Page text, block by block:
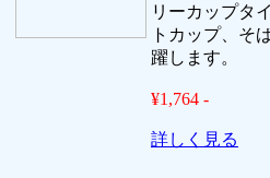
リーカップタ
トカップ、そ
躍します。
¥1,764 -
詳しく見る